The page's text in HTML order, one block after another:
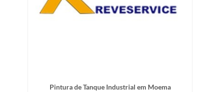
Pintura de Tanque Industrial em Moema